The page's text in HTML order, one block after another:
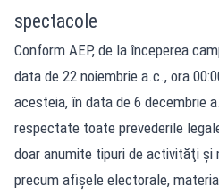
spectacole
Conform AEP, de la începerea
data de 22 noiembrie a.c., ora
acesteia, în data de 6 decembrie
respectate toate prevederile
doar anumite tipuri de activităţi şi
precum afişele electorale,